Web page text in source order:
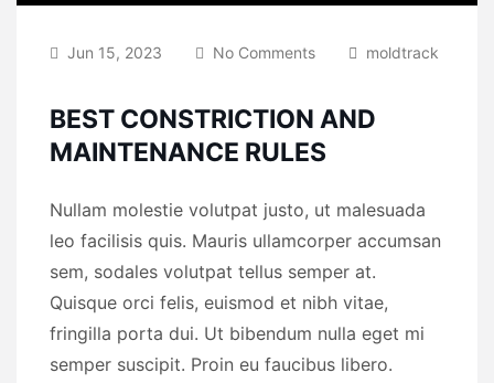
Jun 15, 2023 No Comments moldtrack
BEST CONSTRICTION AND
MAINTENANCE RULES
Nullam molestie volutpat justo, ut malesuada
leo facilisis quis. Mauris ullamcorper accumsan
sem, sodales volutpat tellus semper at.
Quisque orci felis, euismod et nibh vitae,
fringilla porta dui. Ut bibendum nulla eget mi
semper suscipit. Proin eu faucibus libero.